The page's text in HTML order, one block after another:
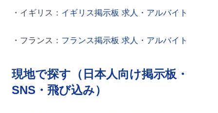
・イギリス： イギリス掲示板 求人・アルバイト
・フランス： フランス掲示板 求人・アルバイト
現地で探す（日本人向け掲示板・
SNS・飛び込み）